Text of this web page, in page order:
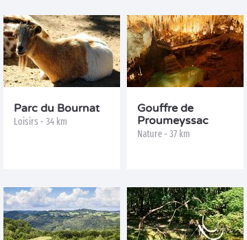
Parc du Bournat
Loisirs - 34 km
Gouffre de
Proumeyssac
Nature - 37 km